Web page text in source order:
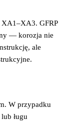
GFRP
— korozja nie
ale
W przypadku
ługu